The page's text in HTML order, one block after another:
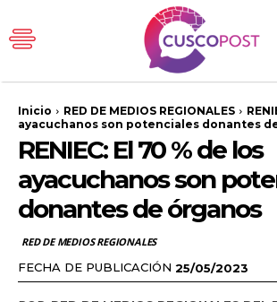
Inicio RED DE MEDIOS REGIONALES
ayacuchanos son potenciales donantes
RENIEC: El 70 % de los
ayacuchanos son
donantes de órganos
RED DE MEDIOS REGIONALES
FECHA DE PUBLICACIÓN 25/05/2023